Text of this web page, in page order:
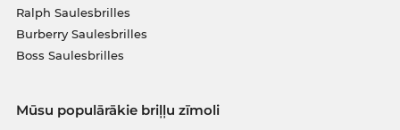
Ralph Saulesbrilles
Burberry Saulesbrilles
Boss Saulesbrilles
Mūsu populārākie briļļu zīmoli